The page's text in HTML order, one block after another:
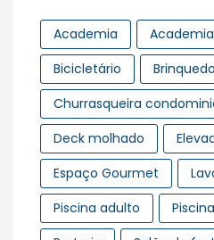
Academia
Bicicletário
Churrasqueira
Deck molhado
Espaço Gourmet
Piscina adulto